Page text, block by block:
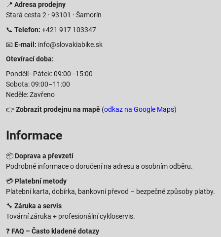
📍 Adresa prodejny
Stará cesta 2 · 93101 · Šamorín
📞 Telefon: +421 917 103347
📧 E-mail: info@slovakiabike.sk
Otevírací doba:
Pondělí–Pátek: 09:00–15:00
Sobota: 09:00–11:00
Neděle: Zavřeno
👉Zobrazit prodejnu na mapě (odkaz na Google Maps)
Informace
📦 Doprava a převzetí
Podrobné informace o doručení na adresu a osobním odběru.
💳 Platební metody
Platební karta, dobírka, bankovní převod – bezpečné způsoby platby.
🔧 Záruka a servis
Tovární záruka + profesionální cykloservis.
❓ FAQ – Často kladené dotazy